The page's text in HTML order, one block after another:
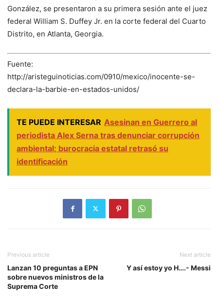
González, se presentaron a su primera sesión ante el juez
federal William S. Duffey Jr. en la corte federal del Cuarto
Distrito, en Atlanta, Georgia.
Fuente:
http://aristeguinoticias.com/0910/mexico/inocente-se-
declara-la-barbie-en-estados-unidos/
TE PUEDE INTERESAR Asesinan en Guerrero al
periodista Alex Serna tras denunciar corrupción
ambiental; burocracia estatal retrasó su
identificación
Previous article
Lanzan 10 preguntas a EPN
sobre nuevos ministros de la
Suprema Corte
Next article
Y así estoy yo H….- Messi